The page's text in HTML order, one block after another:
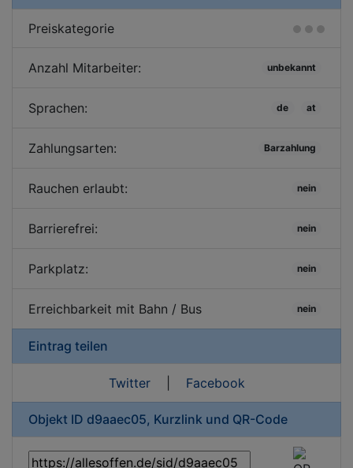
Preiskategorie
Anzahl Mitarbeiter: unbekannt
Sprachen: de at
Zahlungsarten: Barzahlung
Rauchen erlaubt: nein
Barrierefrei: nein
Parkplatz: nein
Erreichbarkeit mit Bahn / Bus nein
Eintrag teilen
Twitter| Facebook
Objekt ID d9aaec05, Kurzlink und QR-Code